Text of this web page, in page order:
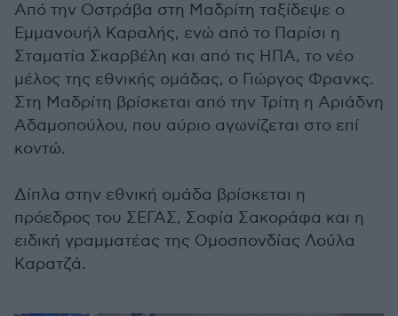
Από την Οστράβα στη Μαδρίτη ταξίδεψε ο
Εμμανουήλ Καραλής, ενώ από το Παρίσι η
Σταματία Σκαρβέλη και από τις ΗΠΑ, το νέο
μέλος της εθνικής ομάδας, ο Γιώργος Φρανκς.
Στη Μαδρίτη βρίσκεται από την Τρίτη η Αριάδνη
Αδαμοπούλου, που αύριο αγωνίζεται στο επί
κοντώ.
Δίπλα στην εθνική ομάδα βρίσκεται η
πρόεδρος του ΣΕΓΑΣ, Σοφία Σακοράφα και η
ειδική γραμματέας της Ομοσπονδίας Λούλα
Καρατζά.